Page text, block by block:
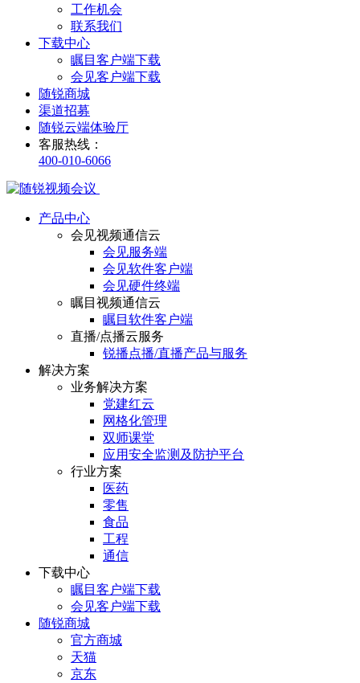
工作机会
联系我们
下载中心
瞩目客户端下载
会见客户端下载
随锐商城
渠道招募
随锐云端体验厅
客服热线：
400-010-6066
产品中心
会见视频通信云
会见服务端
会见软件客户端
会见硬件终端
瞩目视频通信云
瞩目软件客户端
直播/点播云服务
锐播点播/直播产品与服务
解决方案
业务解决方案
党建红云
网格化管理
双师课堂
应用安全监测及防护平台
行业方案
医药
零售
食品
工程
通信
下载中心
瞩目客户端下载
会见客户端下载
随锐商城
官方商城
天猫
京东